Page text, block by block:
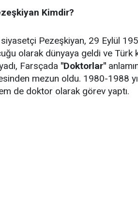
Kimdir?
Pezeşkiyan, 29 Eylül
olarak dünyaya geldi ve
Farsçada "Doktorlar"
mezun oldu. 1980-1988
de doktor olarak görev yaptı.